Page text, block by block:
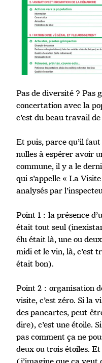
Pas de diversité ? Pas
concertation avec la
c’est du beau travail
Et puis, parce qu’il
nulles à espérer avoir
commune, il y a le
qui s’appelle « La
analysés par
Point 1 : la présence
était tout seul
élu était là, une ou
midi et le vin, là, c’est
était bon).
Point 2 : organisation
visite, c’est zéro. Si la
des pancartes, peut-
dire), c’est une étoile.
pas comment ça ne
deux ou trois étoiles.